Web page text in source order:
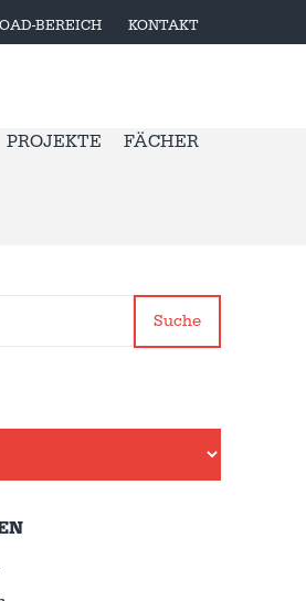
BEREICH KONTAKT
PROJEKTE FÄCHER
Suche